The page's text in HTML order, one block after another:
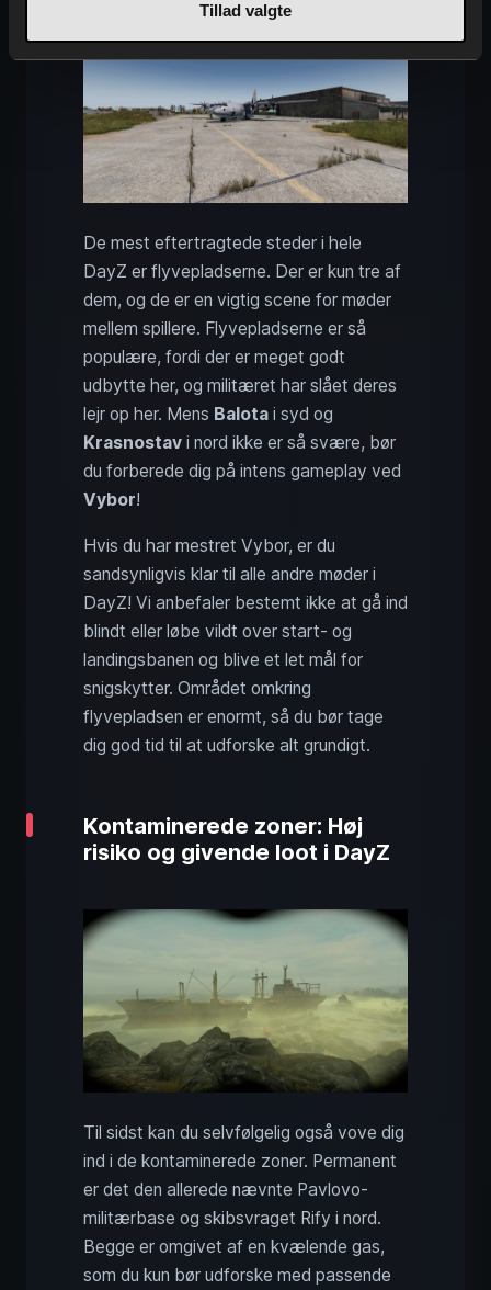
Tillad valgte
De mest eftertragtede steder i hele
DayZ er flyvepladserne. Der er kun tre af
dem, og de er en vigtig scene for møder
mellem spillere. Flyvepladserne er så
populære, fordi der er meget godt
udbytte her, og militæret har slået deres
lejr op her. Mens Balota i syd og
Krasnostav i nord ikke er så svære, bør
du forberede dig på intens gameplay ved
Vybor!
Hvis du har mestret Vybor, er du
sandsynligvis klar til alle andre møder i
DayZ! Vi anbefaler bestemt ikke at gå ind
blindt eller løbe vildt over start- og
landingsbanen og blive et let mål for
snigskytter. Området omkring
flyvepladsen er enormt, så du bør tage
dig god tid til at udforske alt grundigt.
Kontaminerede zoner: Høj
risiko og givende loot i DayZ
Til sidst kan du selvfølgelig også vove dig
ind i de kontaminerede zoner. Permanent
er det den allerede nævnte Pavlovo-
militærbase og skibsvraget Rify i nord.
Begge er omgivet af en kvælende gas,
som du kun bør udforske med passende